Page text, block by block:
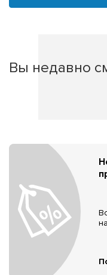
Вы недавно